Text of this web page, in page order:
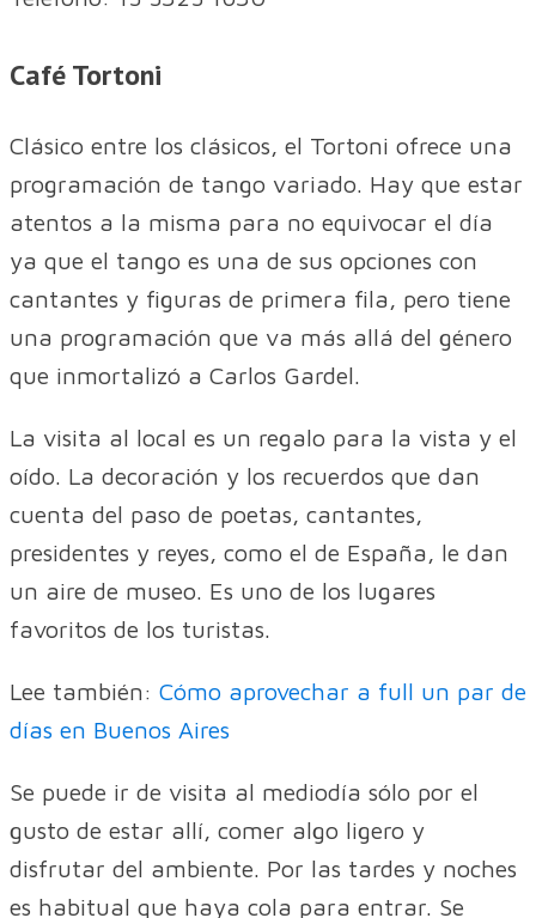
Café Tortoni
Clásico entre los clásicos, el Tortoni ofrece una
programación de tango variado. Hay que estar
atentos a la misma para no equivocar el día
ya que el tango es una de sus opciones con
cantantes y figuras de primera fila, pero tiene
una programación que va más allá del género
que inmortalizó a Carlos Gardel.
La visita al local es un regalo para la vista y el
oído. La decoración y los recuerdos que dan
cuenta del paso de poetas, cantantes,
presidentes y reyes, como el de España, le dan
un aire de museo. Es uno de los lugares
favoritos de los turistas.
Lee también: Cómo aprovechar a full un par de
días en Buenos Aires
Se puede ir de visita al mediodía sólo por el
gusto de estar allí, comer algo ligero y
disfrutar del ambiente. Por las tardes y noches
es habitual que haya cola para entrar. Se